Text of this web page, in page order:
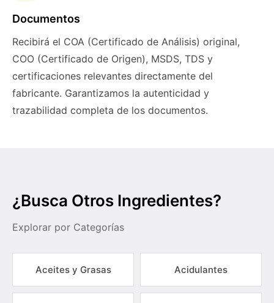
Documentos
Recibirá el COA (Certificado de Análisis) original,
COO (Certificado de Origen), MSDS, TDS y
certificaciones relevantes directamente del
fabricante. Garantizamos la autenticidad y
trazabilidad completa de los documentos.
¿Busca Otros Ingredientes?
Explorar por Categorías
Aceites y Grasas Acidulantes